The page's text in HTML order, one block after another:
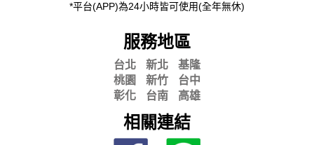
*平台(APP)為24小時皆可使用(全年無休)
服務地區
台北 新北
基隆
桃園
新竹
台中
彰化
台南 高雄
相關連結